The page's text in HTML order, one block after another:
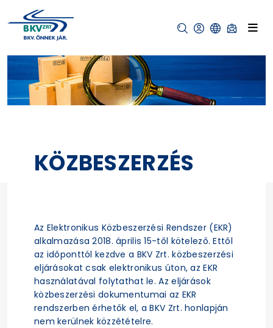
KÖZBESZERZÉS
Az Elektronikus Közbeszerzési Rendszer (EKR)
alkalmazása 2018. április 15-től kötelező. Ettől
az időponttól kezdve a BKV Zrt. közbeszerzési
eljárásokat csak elektronikus úton, az EKR
használatával folytathat le. Az eljárások
közbeszerzési dokumentumai az EKR
rendszerben érhetők el, a BKV Zrt. honlapján
nem kerülnek közzétételre.